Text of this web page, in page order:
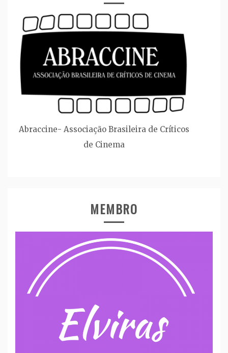
Abraccine- Associação Brasileira de Críticos
de Cinema
MEMBRO